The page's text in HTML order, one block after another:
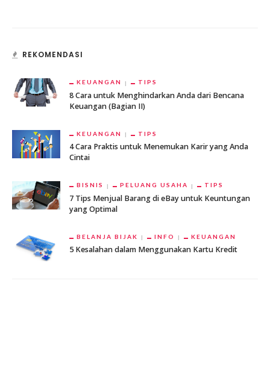
REKOMENDASI
KEUANGAN TIPS
8 Cara untuk Menghindarkan Anda dari Bencana
Keuangan (Bagian II)
KEUANGAN TIPS
4 Cara Praktis untuk Menemukan Karir yang Anda
Cintai
BISNIS PELUANG USAHA TIPS
7 Tips Menjual Barang di eBay untuk Keuntungan
yang Optimal
BELANJA BIJAK INFO KEUANGAN
5 Kesalahan dalam Menggunakan Kartu Kredit